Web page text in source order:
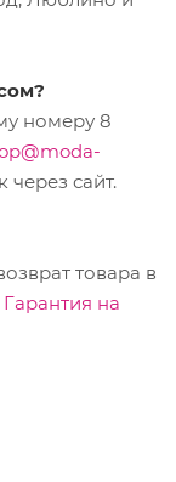
номеру 8
через сайт.
товара в
Гарантия на